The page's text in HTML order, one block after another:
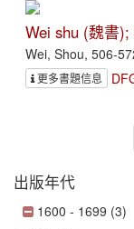
Wei shu (魏書);
Wei, Shou, 506-
更多書題信息
出版年代
1600 - 1699 (3)